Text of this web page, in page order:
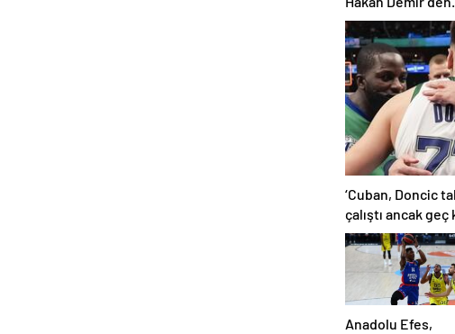
Alperen
övgü
‘Cuban, Doncic
çalıştı ancak geç
Haberleri
Anadolu Efes,